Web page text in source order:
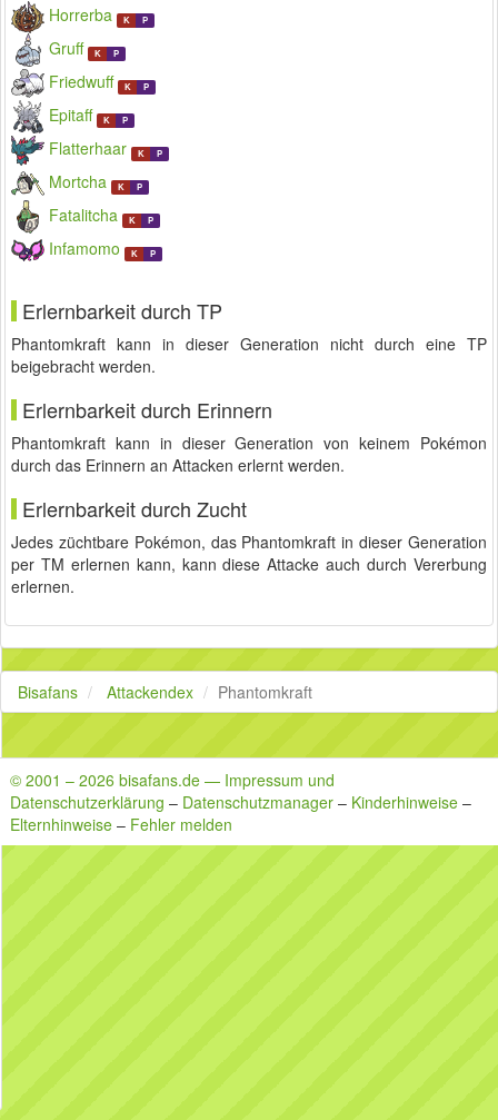
Horrerba K P
Gruff K P
Friedwuff K P
Epitaff K P
Flatterhaar K P
Mortcha K P
Fatalitcha K P
Infamomo K P
Erlernbarkeit durch TP
Phantomkraft kann in dieser Generation nicht durch eine TP
beigebracht werden.
Erlernbarkeit durch Erinnern
Phantomkraft kann in dieser Generation von keinem Pokémon
durch das Erinnern an Attacken erlernt werden.
Erlernbarkeit durch Zucht
Jedes züchtbare Pokémon, das Phantomkraft in dieser Generation
per TM erlernen kann, kann diese Attacke auch durch Vererbung
erlernen.
Bisafans Attackendex Phantomkraft
© 2001 – 2026 bisafans.de — Impressum und
Datenschutzerklärung – Datenschutzmanager – Kinderhinweise –
Elternhinweise – Fehler melden